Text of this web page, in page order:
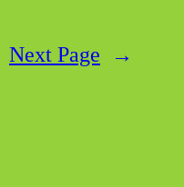
Next Page
→